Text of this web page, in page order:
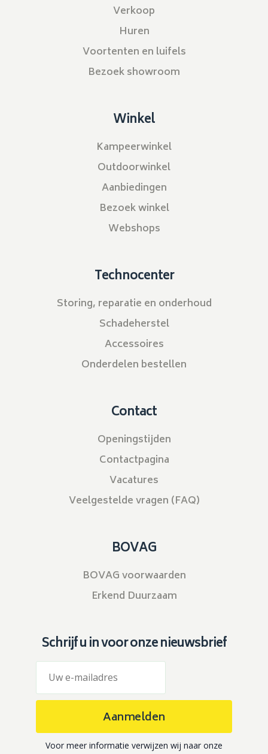
Verkoop
Huren
Voortenten en luifels
Bezoek showroom
Winkel
Kampeerwinkel
Outdoorwinkel
Aanbiedingen
Bezoek winkel
Webshops
Technocenter
Storing, reparatie en onderhoud
Schadeherstel
Accessoires
Onderdelen bestellen
Contact
Openingstijden
Contactpagina
Vacatures
Veelgestelde vragen (FAQ)
BOVAG
BOVAG voorwaarden
Erkend Duurzaam
Schrijf u in voor onze nieuwsbrief
Aanmelden
Voor meer informatie verwijzen wij naar onze